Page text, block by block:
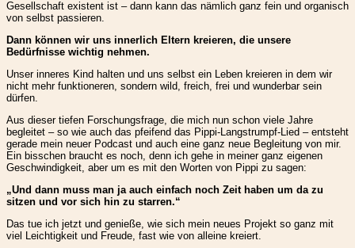
Gesellschaft existent ist – dann kann das nämlich ganz fein und organisch
von selbst passieren.
Dann können wir uns innerlich Eltern kreieren, die unsere
Bedürfnisse wichtig nehmen.
Unser inneres Kind halten und uns selbst ein Leben kreieren in dem wir
nicht mehr funktioneren, sondern wild, freich, frei und wunderbar sein
dürfen.
Aus dieser tiefen Forschungsfrage, die mich nun schon viele Jahre
begleitet – so wie auch das pfeifend das Pippi-Langstrumpf-Lied – entsteht
gerade mein neuer Podcast und auch eine ganz neue Begleitung von mir.
Ein bisschen braucht es noch, denn ich gehe in meiner ganz eigenen
Geschwindigkeit, aber um es mit den Worten von Pippi zu sagen:
„Und dann muss man ja auch einfach noch Zeit haben um da zu
sitzen und vor sich hin zu starren.“
Das tue ich jetzt und genieße, wie sich mein neues Projekt so ganz mit
viel Leichtigkeit und Freude, fast wie von alleine kreiert.